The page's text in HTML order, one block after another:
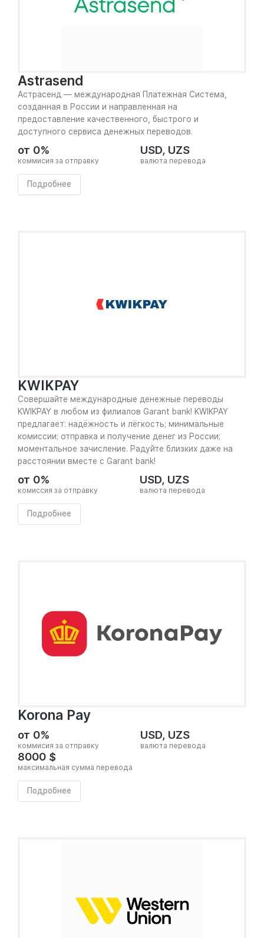
Astrasend
Астрасенд — международная Платежная Система,
созданная в России и направленная на
предоставление качественного, быстрого и
доступного сервиса денежных переводов.
от 0%
коммисия за отправку
USD, UZS
валюта перевода
Подробнее
KWIKPAY
Совершайте международные денежные переводы
KWIKPAY в любом из филиалов Garant bank! KWIKPAY
предлагает: надёжность и лёгкость; минимальные
комиссии; отправка и получение денег из России;
моментальное зачисление. Радуйте близких даже на
расстоянии вместе с Garant bank!
от 0%
комиссия за отправку
USD, UZS
валюта перевода
Подробнее
Korona Pay
от 0%
коммисия за отправку
USD, UZS
валюта перевода
8000 $
максимальная сумма перевода
Подробнее